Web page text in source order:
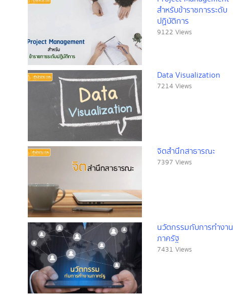
สำหรับข้าราชการระดับ
ปฏิบัติการ
9122 Views
Data Visualization
7214 Views
จิตสำนึกสาธารณะ
7397 Views
นวัตกรรมกับการทำงาน
ภาครัฐ
7431 Views